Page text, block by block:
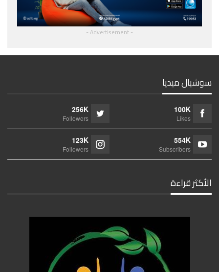
- Advertisement -
سوشيال ميديا
100K
Likes
256K
Followers
554K
Subscribers
123K
Followers
الأكثر قراءة